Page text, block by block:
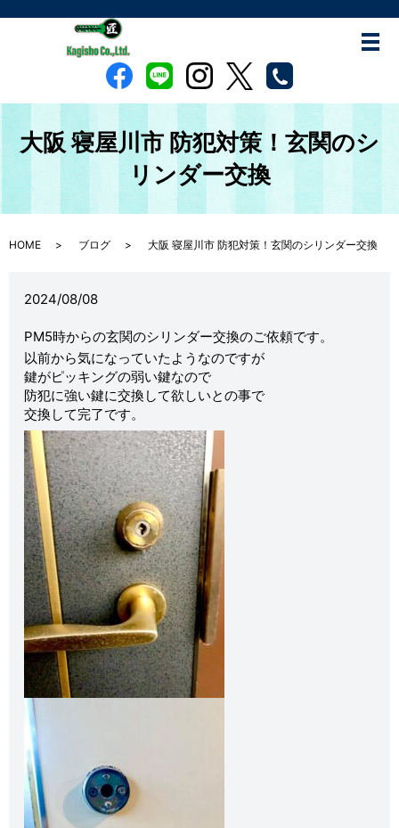
大阪 寝屋川市 防犯対策！玄関のシ
リンダー交換
HOME ブログ 大阪 寝屋川市 防犯対策！玄関のシリンダー交換
2024/08/08
PM5時からの玄関のシリンダー交換のご依頼です。
以前から気になっていたようなのですが
鍵がピッキングの弱い鍵なので
防犯に強い鍵に交換して欲しいとの事で
交換して完了です。